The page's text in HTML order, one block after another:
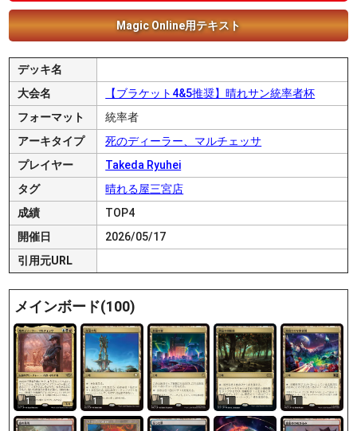
Magic Online用テキスト
デッキ名
大会名
【ブラケット4&5推奨】晴れサン統率者杯
フォーマット
統率者
アーキタイプ
死のディーラー、マルチェッサ
プレイヤー
Takeda Ryuhei
タグ
晴れる屋三宮店
成績
TOP4
開催日
2026/05/17
引用元URL
メインボード(100)
1 1 1 1 1